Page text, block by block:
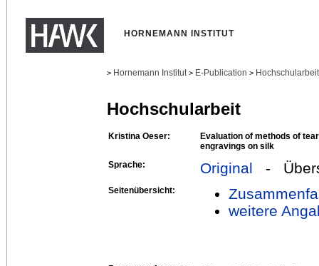
HORNEMANN INSTITUT
> Hornemann Institut > E-Publication >
Hochschularbeit
Kristina Oeser:
Evaluation of methods of
engravings on silk
Sprache:
Original -
Seitenübersicht:
weitere